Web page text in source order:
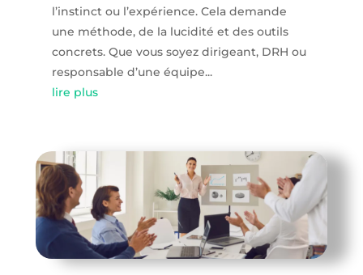
l’instinct ou l’expérience. Cela demande
une méthode, de la lucidité et des outils
concrets. Que vous soyez dirigeant, DRH ou
responsable d’une équipe...
lire plus